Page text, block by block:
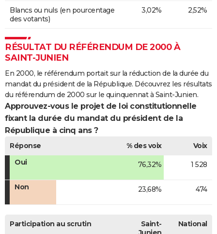
Blancs ou nuls (en pourcentage
des votants)
3,02% 2,52%
RÉSULTAT DU RÉFÉRENDUM DE 2000 À
SAINT-JUNIEN
En 2000, le référendum portait sur la réduction de la durée du
mandat du président de la République. Découvrez les résultats
du référendum de 2000 sur le quinquennat à Saint-Junien.
Approuvez-vous le projet de loi constitutionnelle
fixant la durée du mandat du président de la
République à cinq ans ?
Réponse % des voix
Voix
Oui
76,32% 1 528
Non 23,68% 474
Participation au scrutin
Saint-
National